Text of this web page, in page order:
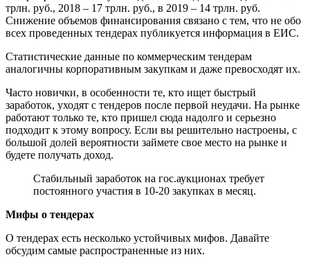
трлн. руб., 2018 – 17 трлн. руб., в 2019 – 14 трлн. руб.
Снижение объемов финансирования связано с тем, что не обо
всех проведенных тендерах публикуется информация в ЕИС.
Статистические данные по коммерческим тендерам
аналогичны корпоративным закупкам и даже превосходят их.
Часто новички, в особенности те, кто ищет быстрый
заработок, уходят с тендеров после первой неудачи. На рынке
работают только те, кто пришел сюда надолго и серьезно
подходит к этому вопросу. Если вы решительно настроены, с
большой долей вероятности займете свое место на рынке и
будете получать доход.
Стабильный заработок на гос.аукционах требует
постоянного участия в 10-20 закупках в месяц.
Мифы о тендерах
О тендерах есть несколько устойчивых мифов. Давайте
обсудим самые распространенные из них.